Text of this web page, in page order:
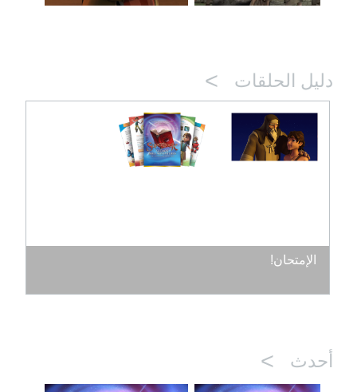
دليل الحلقات >
الإمتحان!
أحدث >